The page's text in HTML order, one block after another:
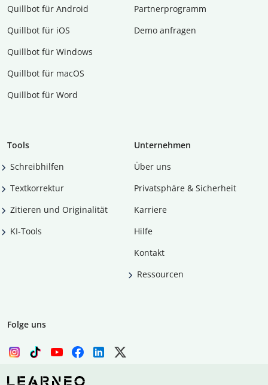
Quillbot für Android
Quillbot für iOS
Quillbot für Windows
Quillbot für macOS
Quillbot für Word
Partnerprogramm
Demo anfragen
Tools
Schreibhilfen
Textkorrektur
Zitieren und Originalität
KI-Tools
Unternehmen
Über uns
Privatsphäre & Sicherheit
Karriere
Hilfe
Kontakt
Ressourcen
Folge uns